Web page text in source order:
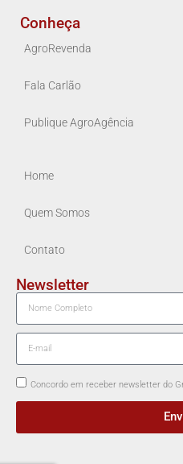
Conheça
AgroRevenda
Fala Carlão
Publique AgroAgência
Home
Quem Somos
Contato
Newsletter
Concordo em receber newsletter do